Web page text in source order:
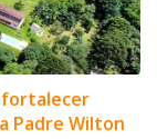
fortalecer
Padre Wilton